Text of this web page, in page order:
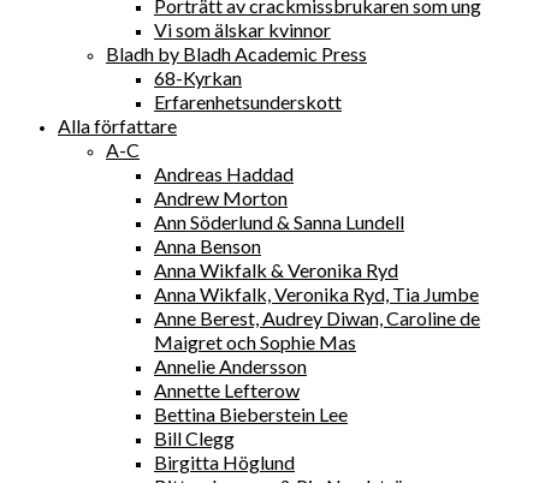
Porträtt av crackmissbrukaren som ung
Vi som älskar kvinnor
Bladh by Bladh Academic Press
68-Kyrkan
Erfarenhetsunderskott
Alla författare
A-C
Andreas Haddad
Andrew Morton
Ann Söderlund & Sanna Lundell
Anna Benson
Anna Wikfalk & Veronika Ryd
Anna Wikfalk, Veronika Ryd, Tia Jumbe
Anne Berest, Audrey Diwan, Caroline de
Maigret och Sophie Mas
Annelie Andersson
Annette Lefterow
Bettina Bieberstein Lee
Bill Clegg
Birgitta Höglund